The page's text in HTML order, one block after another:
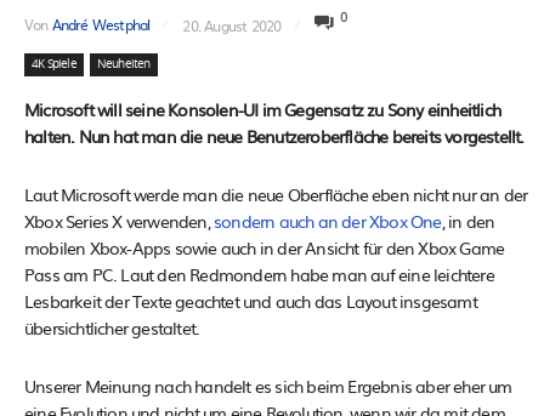
VonAndré Westphal 20. August 2020 0
4K Spiele Neuheiten
Microsoft will seine Konsolen-UI im Gegensatz zu Sony einheitlich
halten. Nun hat man die neue Benutzeroberfläche bereits vorgestellt.
Laut Microsoft werde man die neue Oberfläche eben nicht nur an der
Xbox Series X verwenden,sondern auch an der Xbox One, in den
mobilen Xbox-Apps sowie auch in der Ansicht für den Xbox Game
Pass am PC. Laut den Redmondern habe man auf eine leichtere
Lesbarkeit der Texte geachtet und auch das Layout insgesamt
übersichtlicher gestaltet.
Unserer Meinung nach handelt es sich beim Ergebnis aber eher um